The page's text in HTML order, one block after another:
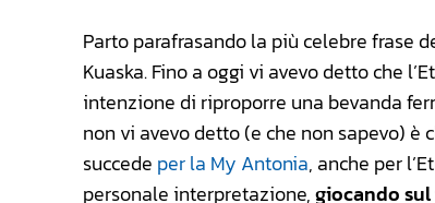
Parto parafrasando la più celebre frase
Kuaska. Fino a oggi vi avevo detto che
intenzione di riproporre una bevanda
non vi avevo detto (e che non sapevo) è
succede per la My Antonia, anche per
personale interpretazione,giocando